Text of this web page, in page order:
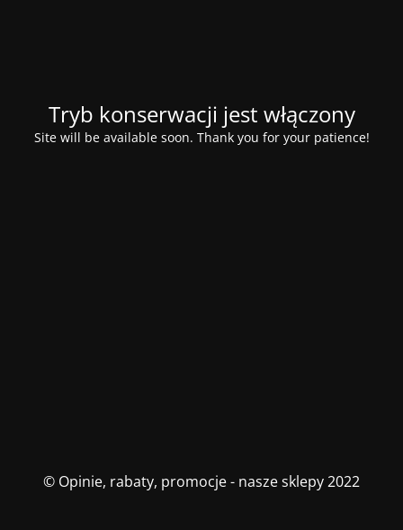
Tryb konserwacji jest włączony
Site will be available soon. Thank you for your patience!
© Opinie, rabaty, promocje - nasze sklepy 2022